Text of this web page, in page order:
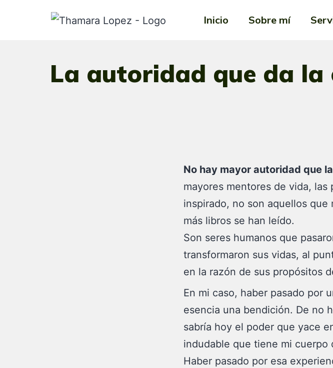
Inicio Sobre mí
La autoridad que da la
No hay mayor autoridad que
mayores mentores de vida, las
inspirado, no son aquellos que
más libros se han leído.
Son seres humanos que
transformaron sus vidas, al
en la razón de sus propósitos
En mi caso, haber pasado por
esencia una bendición. De no
sabría hoy el poder que yace
indudable que tiene mi cuerpo
Haber pasado por esa